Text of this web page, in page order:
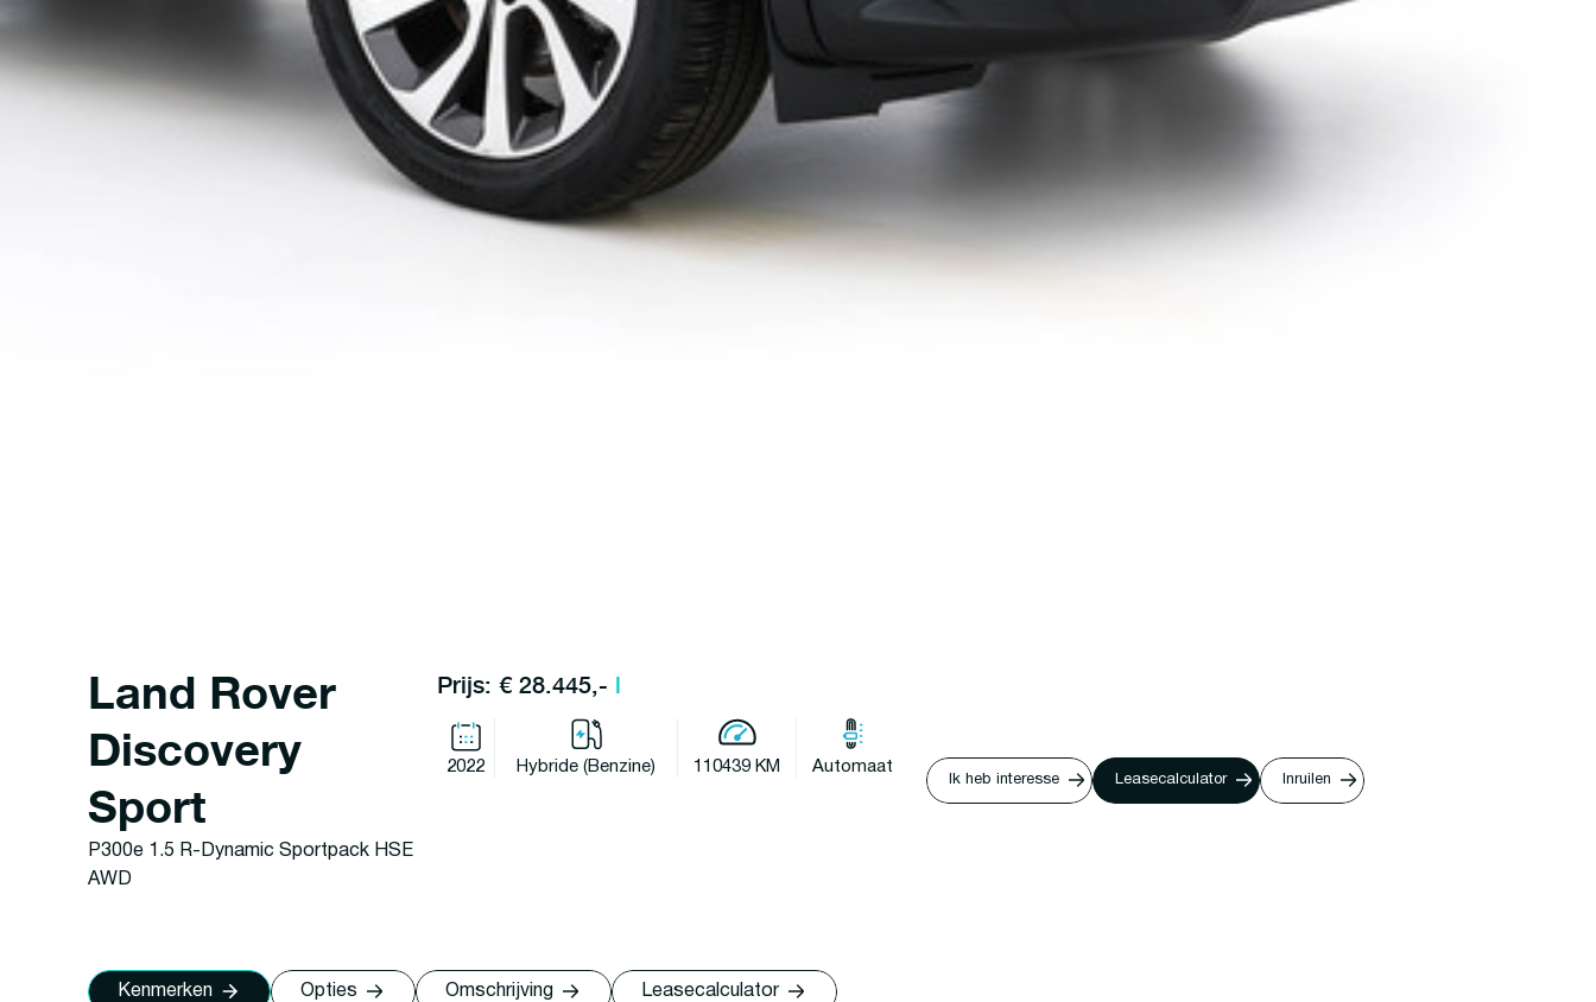
Land Rover
Discovery
Sport
P300e 1.5 R-Dynamic Sportpack HSE
AWD
Prijs: € 28.445,- l
2022 Hybride (Benzine) 110439 KM Automaat
Ik heb interesse Leasecalculator Inruilen
Kenmerken Opties Omschrijving Leasecalculator